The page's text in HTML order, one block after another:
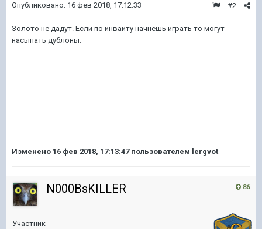
#2
Опубликовано: 16 фев 2018, 17:12:33
Золото не дадут. Если по инвайту начнёшь играть то могут
насыпать дублоны.
Изменено 16 фев 2018, 17:13:47пользователем lergvot
86
N000BsKILLER
Участник